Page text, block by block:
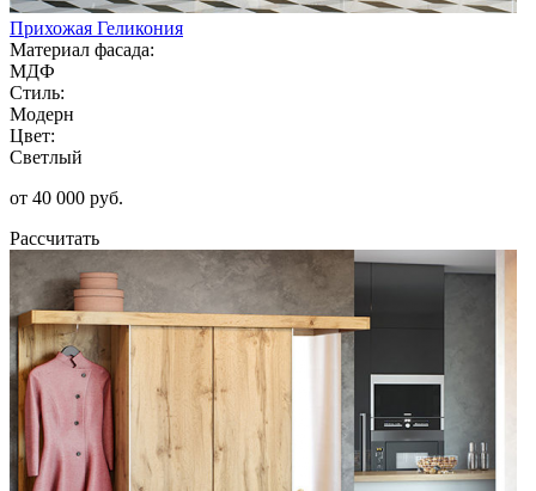
Прихожая Геликония
Материал фасада:
МДФ
Стиль:
Модерн
Цвет:
Светлый
от 40 000 руб.
Рассчитать